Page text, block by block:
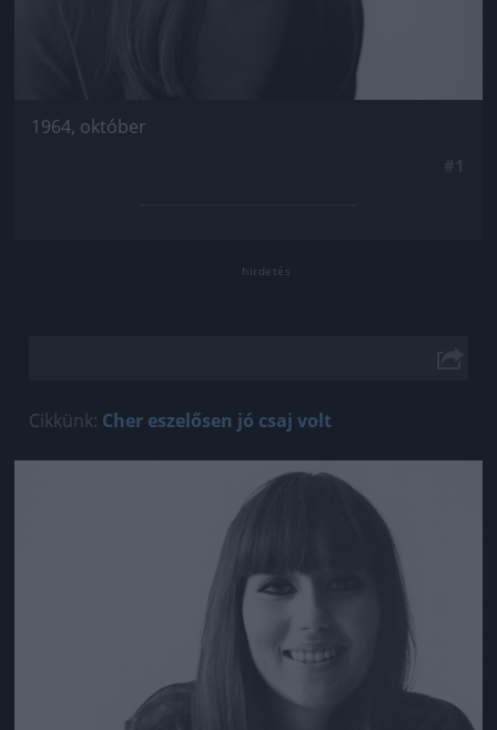
1964, október
Cikkünk: Cher eszelősen jó csaj volt
Jön még kép!